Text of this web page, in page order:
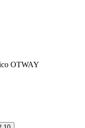
OTWAY